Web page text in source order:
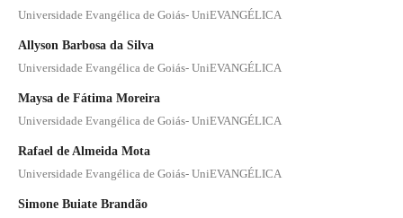
Universidade Evangélica de Goiás- UniEVANGÉLICA
Allyson Barbosa da Silva
Universidade Evangélica de Goiás- UniEVANGÉLICA
Maysa de Fátima Moreira
Universidade Evangélica de Goiás- UniEVANGÉLICA
Rafael de Almeida Mota
Universidade Evangélica de Goiás- UniEVANGÉLICA
Simone Buiate Brandão